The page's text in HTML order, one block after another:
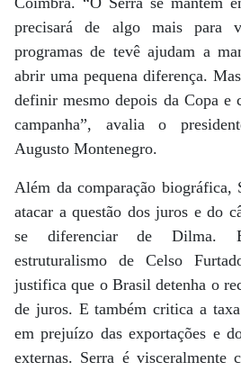
precisará de algo mais para
programas de tevê ajudam a
abrir uma pequena diferença.
definir mesmo depois da Copa
campanha”, avalia o
Augusto Montenegro.
Além da comparação biográfica,
atacar a questão dos juros e do
se diferenciar de Dilma.
estruturalismo de Celso
justifica que o Brasil detenha o
de juros. E também critica a
em prejuízo das exportações e
externas. Serra é visceralmente